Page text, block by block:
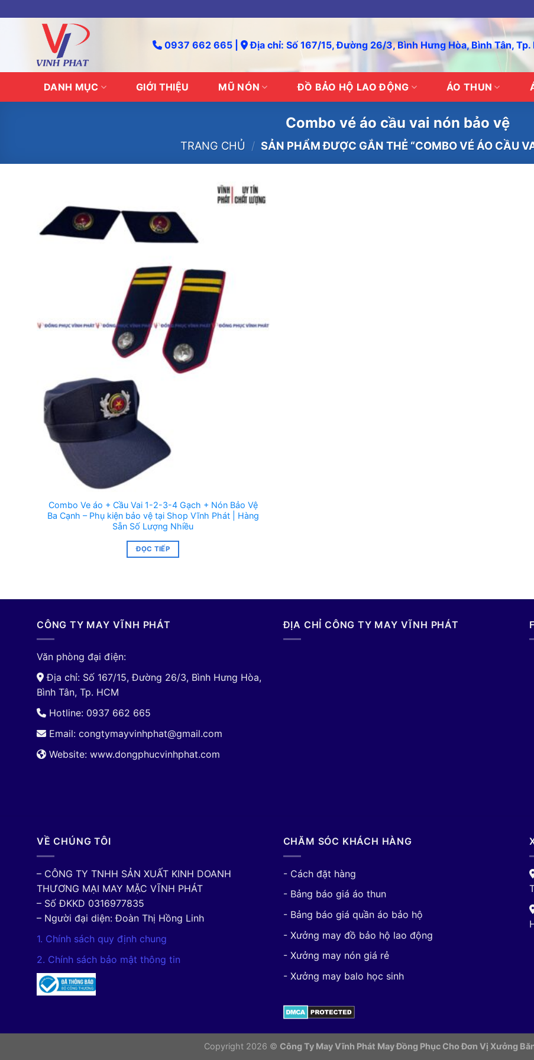
to
0937 662 665 | Địa chỉ: Số 167/15, Đường 26/3, Bình Hưng Hòa, Bình Tân, Tp.
DANH MỤC GIỚI THIỆU MŨ NÓN ĐỒ BẢO HỘ LAO ĐỘNG ÁO THUN
Combo vé áo cầu vai nón bảo vệ
TRANG CHỦ / SẢN PHẨM ĐƯỢC GẮN THẺ “COMBO VÉ ÁO CẦU
Combo Ve áo + Cầu Vai 1-2-3-4 Gạch + Nón Bảo Vệ
Ba Cạnh – Phụ kiện bảo vệ tại Shop Vĩnh Phát | Hàng
Sẵn Số Lượng Nhiều
ĐỌC TIẾP
CÔNG TY MAY VĨNH PHÁT
Văn phòng đại điện:
Địa chỉ: Số 167/15, Đường 26/3, Bình Hưng Hòa,
Bình Tân, Tp. HCM
Hotline: 0937 662 665
Email: congtymayvinhphat@gmail.com
Website: www.dongphucvinhphat.com
ĐỊA CHỈ CÔNG TY MAY VĨNH PHÁT
VỀ CHÚNG TÔI
– CÔNG TY TNHH SẢN XUẤT KINH DOANH
THƯƠNG MẠI MAY MẶC VĨNH PHÁT
– Số ĐKKD 0316977835
– Người đại diện: Đoàn Thị Hồng Linh
1. Chính sách quy định chung
2. Chính sách bảo mật thông tin
CHĂM SÓC KHÁCH HÀNG
- Cách đặt hàng
- Bảng báo giá áo thun
- Bảng báo giá quần áo bảo hộ
- Xưởng may đồ bảo hộ lao động
- Xưởng may nón giá rẻ
- Xưởng may balo học sinh
Copyright 2026 © Công Ty May Vĩnh Phát May Đồng Phục Cho Đơn Vị Xưởng